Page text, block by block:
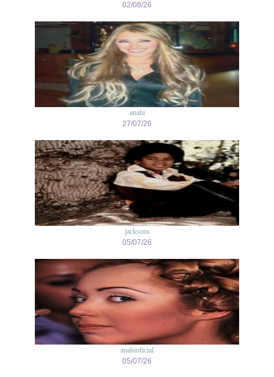
02/08/26
anahi
27/07/26
jacksons
05/07/26
anahioficial
05/07/26